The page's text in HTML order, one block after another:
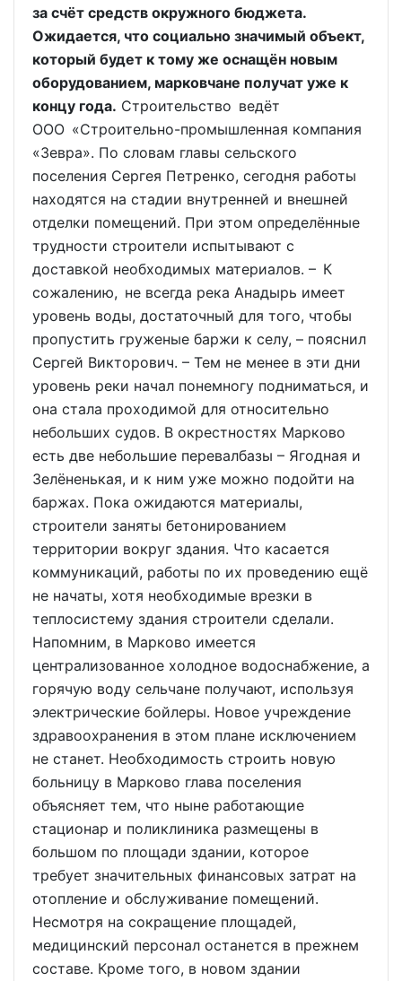
за счёт средств окружного бюджета.
Ожидается, что социально значимый объект,
который будет к тому же оснащён новым
оборудованием, марковчане получат уже к
концу года. Строительство ведёт
ООО «Строительно-промышленная компания
«Зевра». По словам главы сельского
поселения Сергея Петренко, сегодня работы
находятся на стадии внутренней и внешней
отделки помещений. При этом определённые
трудности строители испытывают с
доставкой необходимых материалов. – К
сожалению, не всегда река Анадырь имеет
уровень воды, достаточный для того, чтобы
пропустить груженые баржи к селу, – пояснил
Сергей Викторович. – Тем не менее в эти дни
уровень реки начал понемногу подниматься, и
она стала проходимой для относительно
небольших судов. В окрестностях Марково
есть две небольшие перевалбазы – Ягодная и
Зелёненькая, и к ним уже можно подойти на
баржах. Пока ожидаются материалы,
строители заняты бетонированием
территории вокруг здания. Что касается
коммуникаций, работы по их проведению ещё
не начаты, хотя необходимые врезки в
теплосистему здания строители сделали.
Напомним, в Марково имеется
централизованное холодное водоснабжение, а
горячую воду сельчане получают, используя
электрические бойлеры. Новое учреждение
здравоохранения в этом плане исключением
не станет. Необходимость строить новую
больницу в Марково глава поселения
объясняет тем, что ныне работающие
стационар и поликлиника размещены в
большом по площади здании, которое
требует значительных финансовых затрат на
отопление и обслуживание помещений.
Несмотря на сокращение площадей,
медицинский персонал останется в прежнем
составе. Кроме того, в новом здании